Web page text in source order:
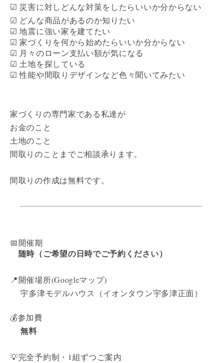
☑ 災害に対しどんな対策をしたらいいか分からない
☑ どんな商品があるのか知りたい
☑地震に強い家を建てたい
☑ 家づくりを何から始めたらいいか分からない
☑ 月々のローン支払い額が気になる
☑土地を探している
☑性能や間取りデザインなど色々聞いてみたい
家づくりの専門家である私達が
お金のこと
土地のこと
間取りのことまでご相談承ります。
間取りの作成は無料です。
📅開催期
随時（ご希望の日時でご予約ください）
📍開催場所(Googleマップ)
宇多津モデルハウス（イオンタウン宇多津正面）
💰参加費
無料
💡完全予約制・1組ずつご案内